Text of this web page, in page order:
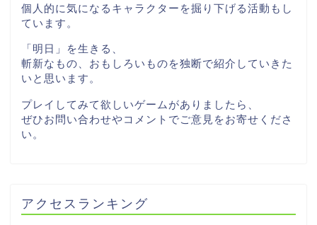
個人的に気になるキャラクターを掘り下げる活動もし
ています。
「明日」を生きる、
斬新なもの、おもしろいものを独断で紹介していきた
いと思います。
プレイしてみて欲しいゲームがありましたら、
ぜひお問い合わせやコメントでご意見をお寄せくださ
い。
アクセスランキング